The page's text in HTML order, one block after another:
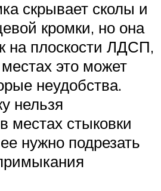
скрывает сколы и
кромки, но она
на плоскости ЛДСП,
это может
неудобства.
нельзя
местах стыковки
нужно подрезать